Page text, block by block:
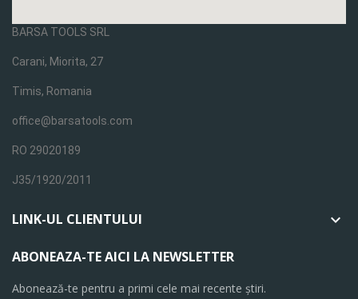
BARSA TOOLS SRL
Carani, Miorita, 27
Timis, Romania
office@barsatools.com
RO 29020189
J35/1920/2011
LINK-UL CLIENTULUI 
ABONEAZA-TE AICI LA NEWSLETTER
Abonează-te pentru a primi cele mai recente știri.